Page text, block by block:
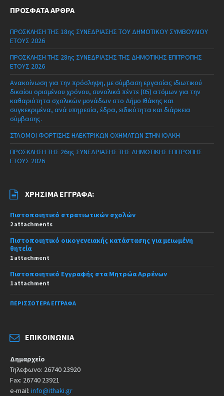
ΠΡΌΣΦΑΤΑ ΆΡΘΡΑ
ΠΡΟΣΚΛΗΣΗ ΤΗΣ 18ης ΣΥΝΕΔΡΙΑΣΗΣ ΤΟΥ ΔΗΜΟΤΙΚΟΥ ΣΥΜΒΟΥΛΙΟΥ
ΕΤΟΥΣ 2026
ΠΡΟΣΚΛΗΣΗ ΤΗΣ 28ης ΣΥΝΕΔΡΙΑΣΗΣ ΤΗΣ ΔΗΜΟΤΙΚΗΣ ΕΠΙΤΡΟΠΗΣ
ΕΤΟΥΣ 2026
Ανακοίνωση για την πρόσληψη, με σύμβαση εργασίας ιδιωτικού
δικαίου ορισμένου χρόνου, συνολικά πέντε (05) ατόμων για την
καθαριότητα σχολικών μονάδων στο Δήμο Ιθάκης και
συγκεκριμένα, ανά υπηρεσία, έδρα, ειδικότητα και διάρκεια
σύμβασης.
ΣΤΑΘΜΟΙ ΦΟΡΤΙΣΗΣ ΗΛΕΚΤΡΙΚΩΝ ΟΧΗΜΑΤΩΝ ΣΤΗΝ ΙΘΑΚΗ
ΠΡΟΣΚΛΗΣΗ ΤΗΣ 26ης ΣΥΝΕΔΡΙΑΣΗΣ ΤΗΣ ΔΗΜΟΤΙΚΗΣ ΕΠΙΤΡΟΠΗΣ
ΕΤΟΥΣ 2026
ΧΡΉΣΙΜΑ ΈΓΓΡΑΦΑ:
Πιστοποιητικό στρατιωτικών σχολών
2 attachments
Πιστοποιητικό οικογενειακής κατάστασης για μειωμένη
θητεία
1 attachment
Πιστοποιητικό Εγγραφής στα Μητρώα Αρρένων
1 attachment
ΠΕΡΙΣΣΌΤΕΡΑ ΈΓΓΡΑΦΑ
ΕΠΙΚΟΙΝΩΝΊΑ
Δημαρχείο
Τηλεφωνο: 26740 23920
Fax: 26740 23921
e-mail: info@ithaki.gr